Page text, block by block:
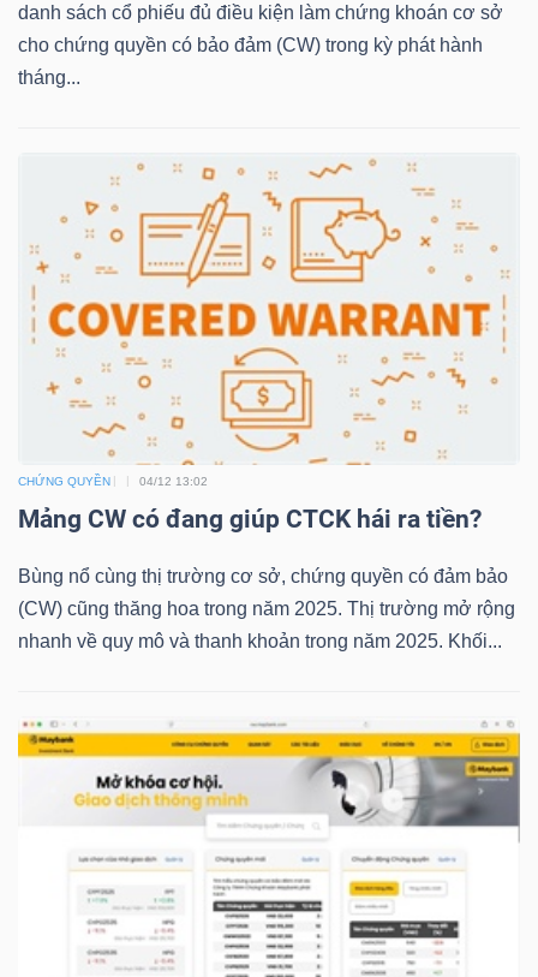
danh sách cổ phiếu đủ điều kiện làm chứng khoán cơ sở
cho chứng quyền có bảo đảm (CW) trong kỳ phát hành
tháng...
CHỨNG QUYỀN 04/12 13:02
Mảng CW có đang giúp CTCK hái ra tiền?
Bùng nổ cùng thị trường cơ sở, chứng quyền có đảm bảo
(CW) cũng thăng hoa trong năm 2025. Thị trường mở rộng
nhanh về quy mô và thanh khoản trong năm 2025. Khối...
DOANH
NGHIỆP
PHIẾU
PHÁI
TRÁI
PHIẾU
CÔNG
TƯ
XUẤT